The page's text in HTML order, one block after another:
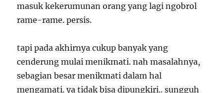
masuk kekerumunan orang yang lagi ngobrol
rame-rame. persis.
tapi pada akhirnya cukup banyak yang
cenderung mulai menikmati. nah masalahnya,
sebagian besar menikmati dalam hal
mengamati. ya tidak bisa dipungkiri.. sungguh